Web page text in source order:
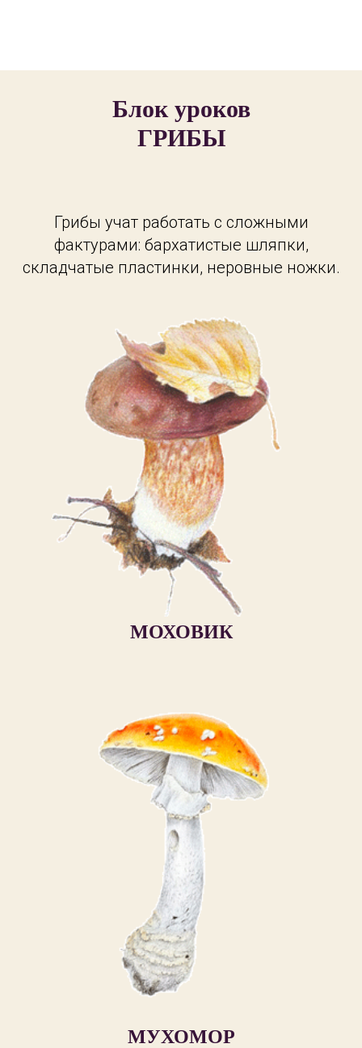
Блок уроков
ГРИБЫ
Грибы учат работать с сложными
фактурами: бархатистые шляпки,
складчатые пластинки, неровные ножки.
МОХОВИК
МУХОМОР